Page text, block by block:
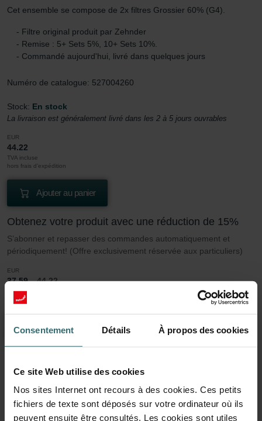
Consentement Détails À propos des cookies
Ce site Web utilise des cookies
Nos sites Internet ont recours à des cookies. Ces petits
fichiers de texte sont déposés sur votre ordinateur où ils
peuvent ensuite être consultés. Les cookies sont utiles
Cet ensemble se compose de 2x filtres Grossier 60% (G4).
- Filtre original produit par Zehnder
- Remise : 5+ Sets 5%, 10+ Sets 10%.
- Commandé aujourd'hui, livré dans quelques jours
Numéro de catalogue: 527004260
Stock: En stock
La livraison est généralement livré dans les 2 à 5 jours ouvrables
EUR
44.22
TVA incluse
hors frais d’expédition
Ajouter au panier
Obtenez votre produit avec une réduction de 15%
S’abonner et repasser des commandes automatiquement et
périodiquement! (Offre exclusivement réservée aux particuliers)
EUR
37.59 44.22
TVA incluse
hors frais d’expédition
S’abonner
En savoir plus sur notre Jeu de filtres 2x
Coarse 60% (G4)